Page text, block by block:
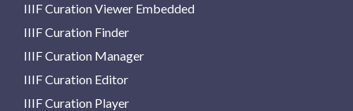
IIIF Curation Viewer Embedded
IIIF Curation Finder
IIIF Curation Manager
IIIF Curation Editor
IIIF Curation Player